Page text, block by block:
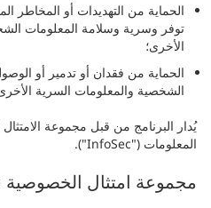
الحماية من التهديدات أو المخاطر
توفر وسرية وسلامة المعلومات
الأخرى؛
الحماية من فقدان أو تدمير أو
الشخصية والمعلومات السرية
المعلومات ("InfoSec").
مجموعة امتثال الخصوصية